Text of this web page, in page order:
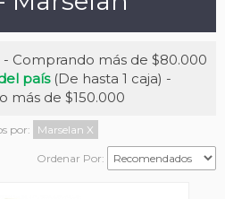
- Comprando más de $80.000
país(De hasta 1 caja) -
más de $150.000
por: Marselan X
Ordenar Por: